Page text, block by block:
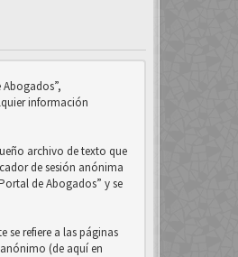
información
archivo de texto que
de sesión anónima
de Abogados” y se
se refiere a las páginas
(de aquí en